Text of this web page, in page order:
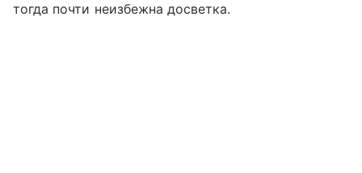
тогда почти неизбежна досветка.